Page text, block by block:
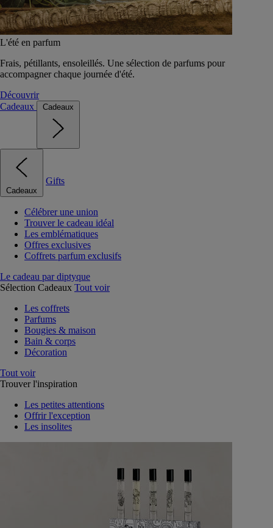
L'été en parfum
Frais, pétillants, ensoleillés. Une sélection de parfums pour
accompagner chaque journée d'été.
Découvrir
Cadeaux
Cadeaux
Cadeaux
Gifts
Célébrer une union
Trouver le cadeau idéal
Les emblématiques
Offres exclusives
Coffrets parfum exclusifs
Le cadeau par diptyque
Sélection Cadeaux Tout voir
Les coffrets
Parfums
Bougies & maison
Bain & corps
Décoration
Tout voir
Trouver l'inspiration
Les petites attentions
Offrir l'exception
Les insolites